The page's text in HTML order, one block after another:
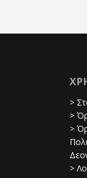
>
>
>
>